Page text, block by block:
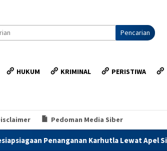
Pencarian
HUKUM KRIMINAL PERISTIWA
Pedoman Media Siber
Karhutla Lewat Apel Siaga Bhayangkara